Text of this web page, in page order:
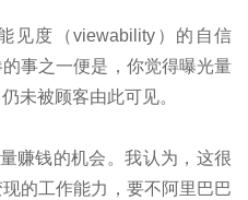
见度（viewability）的自信
事之一便是，你觉得曝光量
未被顾客由此可见。
赚钱的机会。我认为，这很
的工作能力，要不阿里巴巴